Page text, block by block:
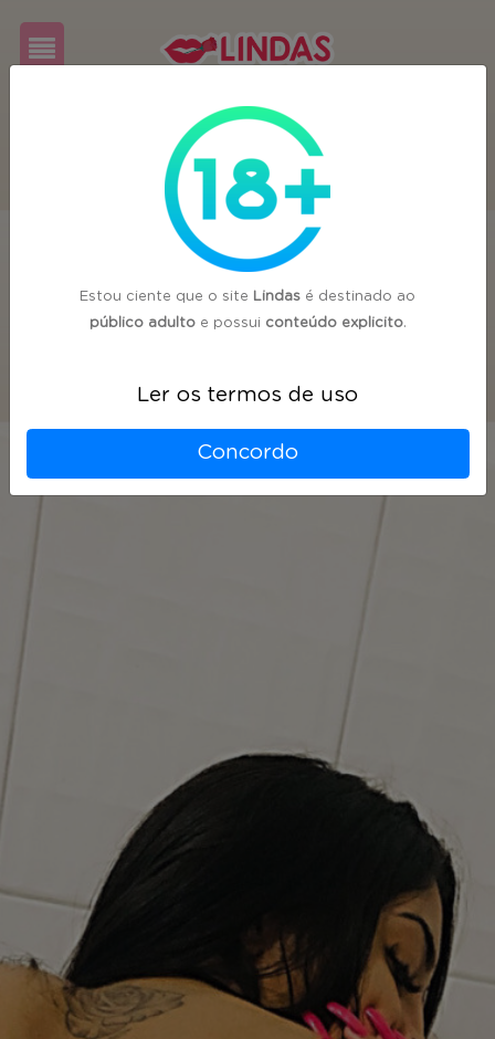
Estou ciente que o site Lindas é destinado ao
público adultoe possui conteúdo explicito.
Ler os termos de uso
Concordo